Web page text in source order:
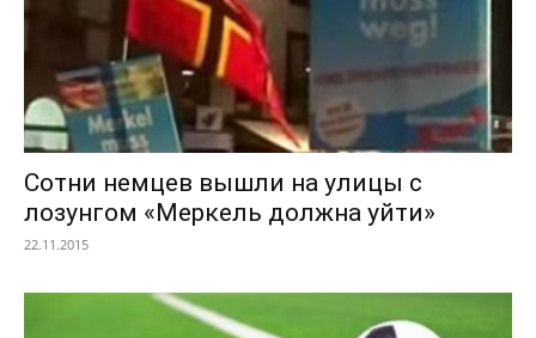
Сотни немцев вышли на улицы с
лозунгом «Меркель должна уйти»
22.11.2015